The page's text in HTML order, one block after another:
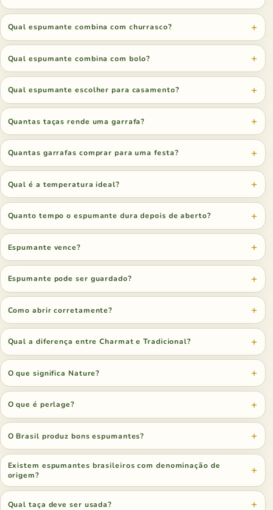
Qual espumante combina com churrasco?
Qual espumante combina com bolo?
Qual espumante escolher para casamento?
Quantas taças rende uma garrafa?
Quantas garrafas comprar para uma festa?
Qual é a temperatura ideal?
Quanto tempo o espumante dura depois de aberto?
Espumante vence?
Espumante pode ser guardado?
Como abrir corretamente?
Qual a diferença entre Charmat e Tradicional?
O que significa Nature?
O que é perlage?
O Brasil produz bons espumantes?
Existem espumantes brasileiros com denominação de
origem?
Qual taça deve ser usada?